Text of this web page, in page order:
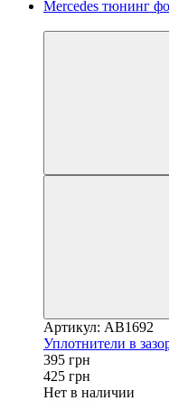
Артикул: AB1692
Уплотнители в
395 грн
425 грн
Нет в наличии